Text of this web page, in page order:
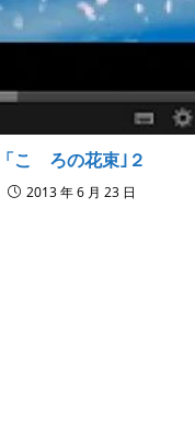
「こゝろの花束｣２
2013 年 6 月 23 日